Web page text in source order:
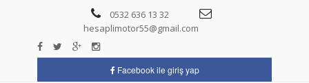
0532 636 13 32
hesaplimotor55@gmail.com
Facebook ile giriş yap